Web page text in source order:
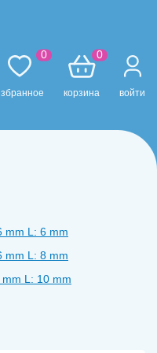
0
корзина
0
войти
L: 6 mm
L: 8 mm
L: 10 mm
mm L: 6 mm